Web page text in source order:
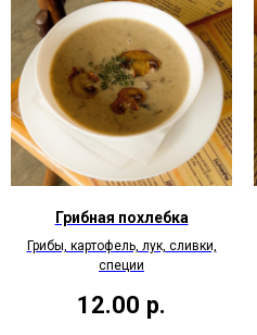
Грибная похлебка
Грибы, картофель, лук, сливки,
специи
12.00 р.